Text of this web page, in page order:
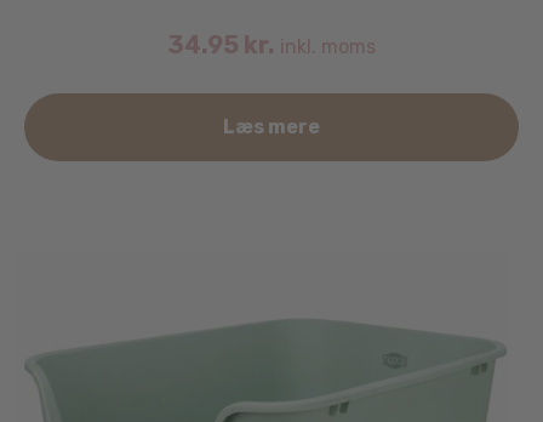
34.95 kr. inkl. moms
Læs mere